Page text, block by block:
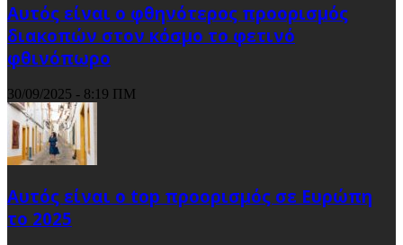
Αυτός είναι ο φθηνότερος προορισμός
διακοπών στον κόσμο το φετινό
φθινόπωρο
30/09/2025 - 8:19 ΠΜ
Αυτός είναι ο top προορισμός σε Ευρώπη
το 2025